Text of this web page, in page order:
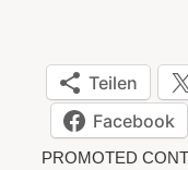
Teilen
Facebook